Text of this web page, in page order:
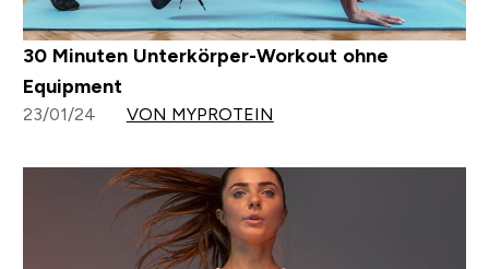
30 Minuten Unterkörper-Workout ohne
Equipment
23/01/24 VON MYPROTEIN